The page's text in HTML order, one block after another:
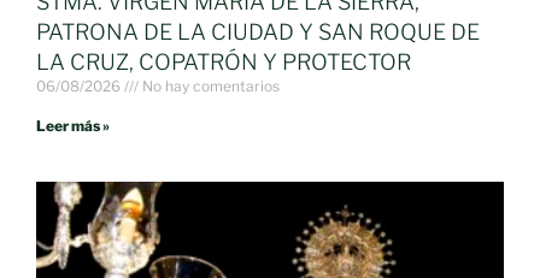
PATRONA DE LA CIUDAD Y SAN ROQUE DE
LA CRUZ, COPATRÓN Y PROTECTOR
06/08/2026 No hay comentarios
Leer más »